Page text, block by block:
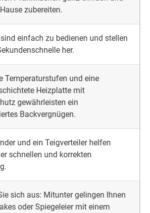
zubereiten.
einfach zu bedienen und stellen
her.
Temperaturstufen und eine
Heizplatte mit
gewährleisten ein
Backvergnügen.
und ein Teigverteiler helfen
schnellen und korrekten
sich aus: Mitunter gelingen Ihnen
oder Spiegeleier mit einem